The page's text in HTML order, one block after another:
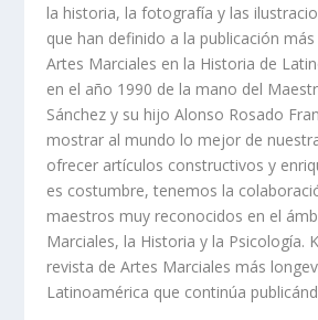
la historia, la fotografía y las
que han definido a la publicación
Artes Marciales en la Historia de
en el año 1990 de la mano del
Sánchez y su hijo Alonso Rosado
mostrar al mundo lo mejor de
ofrecer artículos constructivos y
es costumbre, tenemos la
maestros muy reconocidos en el
Marciales, la Historia y la Psicología.
revista de Artes Marciales más
Latinoamérica que continúa